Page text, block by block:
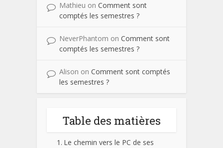
Mathieu on Comment sont
comptés les semestres ?
NeverPhantom on Comment sont
comptés les semestres ?
Alison on Comment sont comptés
les semestres ?
Table des matières
Le chemin vers le PC de ses